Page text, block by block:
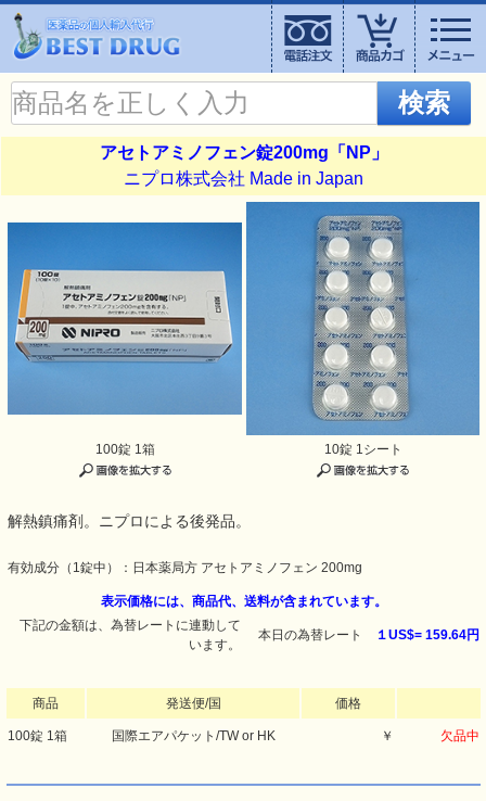
検索
アセトアミノフェン錠200mg「NP」
ニプロ株式会社 Made in Japan
100錠 1箱 10錠 1シート
解熱鎮痛剤。ニプロによる後発品。
有効成分（1錠中）：日本薬局方 アセトアミノフェン 200mg
表示価格には、商品代、送料が含まれています。
下記の金額は、為替レートに連動して
います。
本日の為替レート １US$= 159.64円
商品 発送便/国 価格
100錠 1箱 国際エアパケット/TW or HK ￥ 欠品中